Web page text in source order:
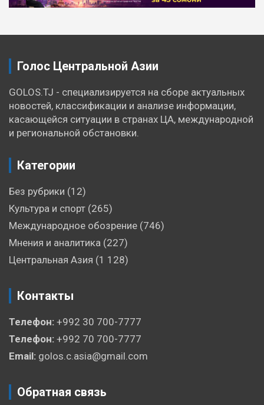
по
Голос Центральной Азии
GOLOS.TJ - специализируется на сборе актуальных
новостей, классификации и анализе информации,
касающейся ситуации в странах ЦА, международной
и региональной обстановки.
Категории
Без рубрики (12)
Культура и спорт (265)
Международное обозрение (746)
Мнения и аналитика (227)
Центральная Азия (1 128)
Контакты
Телефон: +992 30 700-7777
Телефон: +992 70 700-7777
Email: golos.c.asia@gmail.com
Обратная связь